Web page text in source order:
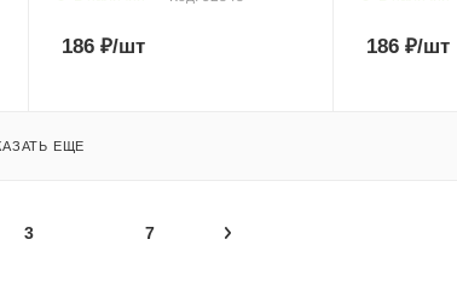
186 ₽/шт 186₽/шт
ЕЩЕ
3 7